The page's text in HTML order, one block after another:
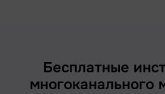
Бесплатные
многоканального